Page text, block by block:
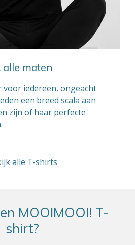
alle maten
iedereen, ongeacht
een breed scala aan
zijn of haar perfecte
alle T-shirts
MOOIMOOI! T-
shirt?